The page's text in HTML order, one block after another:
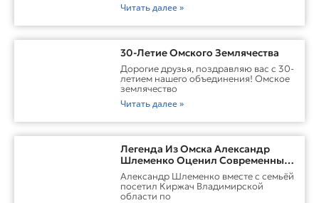
Читать далее »
30-Летие Омского Землячества
Дорогие друзья, поздравляю вас с 30-
летием нашего объединения! Омское
землячество
Читать далее »
Легенда Из Омска Александр
Шлеменко Оценил Современные
Заводы Холдинга «Русклимат» И
Перспективы ММА В Киржаче
Александр Шлеменко вместе с семьёй
посетил Киржач Владимирской
области по